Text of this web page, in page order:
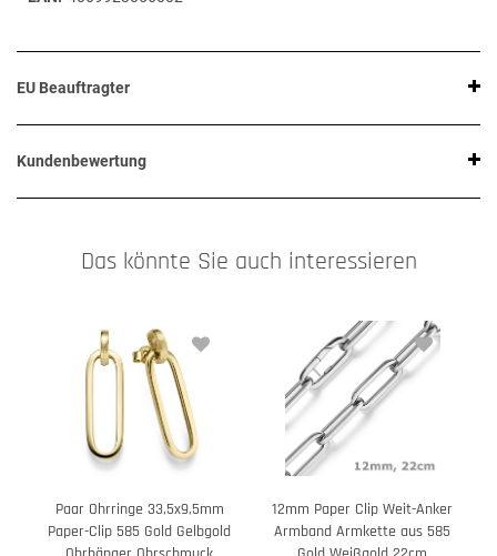
EU Beauftragter
Kundenbewertung
Das könnte Sie auch interessieren
Paar Ohrringe 33,5x9,5mm
Paper-Clip 585 Gold Gelbgold
12mm Paper Clip Weit-Anker
Armband Armkette aus 585